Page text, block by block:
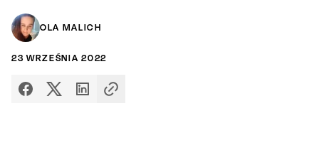
OLA MALICH
23 WRZEŚNIA 2022